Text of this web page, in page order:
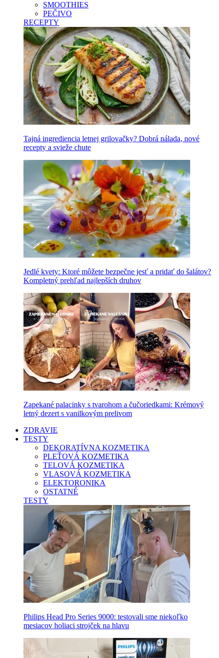
SMOOTHIES
PEČIVO
RECEPTY
Tajná ingrediencia letnej grilovačky? Dobrá nálada, nové
recepty a svieže chute
Jedlé kvety: Ktoré môžete bezpečne jesť a pridať do šalátov?
Kompletný prehľad najlepších druhov
Zapekané palacinky s tvarohom a čučoriedkami: Krémový
letný dezert s vanilkovým prelivom
ZDRAVIE
TESTY
DEKORATÍVNA KOZMETIKA
PLEŤOVÁ KOZMETIKA
TELOVÁ KOZMETIKA
VLASOVÁ KOZMETIKA
ELEKTORONIKA
OSTATNÉ
TESTY
Philips Head Pro Series 9000: testovali sme niekoľko
mesiacov holiaci strojček na hlavu